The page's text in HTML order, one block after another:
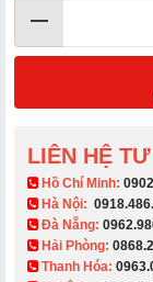
LIÊN HỆ
​ Hồ Chí Minh:
Hà Nội:
Đà Nẵng:
Hải Phòng:
Thanh Hóa: